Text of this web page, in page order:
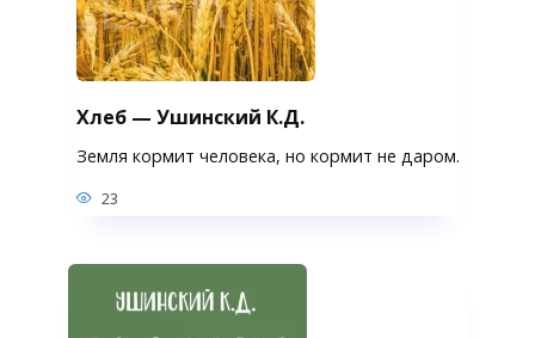
Хлеб — Ушинский К.Д.
Земля кормит человека, но кормит не даром.
23